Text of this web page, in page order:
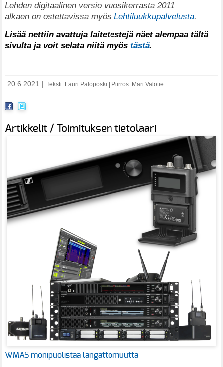
Lehden digitaalinen versio vuosikerrasta 2011
alkaen on ostettavissa myös Lehtiluukkupalvelusta.
Lisää nettiin avattuja laitetestejä näet alempaa tältä
sivulta ja voit selata niitä myös tästä.
20.6.2021 Teksti: Lauri Paloposki | Piirros: Mari Valotie
Artikkelit / Toimituksen tietolaari
WMAS monipuolistaa langattomuutta